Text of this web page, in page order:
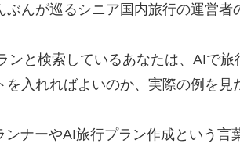
ぶんが巡るシニア国内旅行の運営者
ンと検索しているあなたは、AIで旅
を入れればよいのか、実際の例を見
ンナーやAI旅行プラン作成という